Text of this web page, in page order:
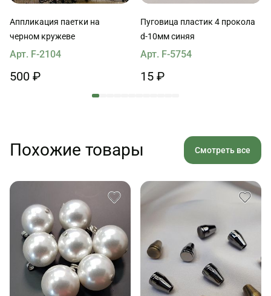
Аппликация паетки на
черном кружеве
Арт. F-2104
500 ₽
Пуговица пластик 4 прокола
d-10мм синяя
Арт. F-5754
15 ₽
Похожие товары Смотреть все